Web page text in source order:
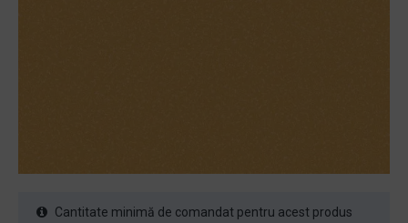
Cantitate minimă de comandat pentru acest produs